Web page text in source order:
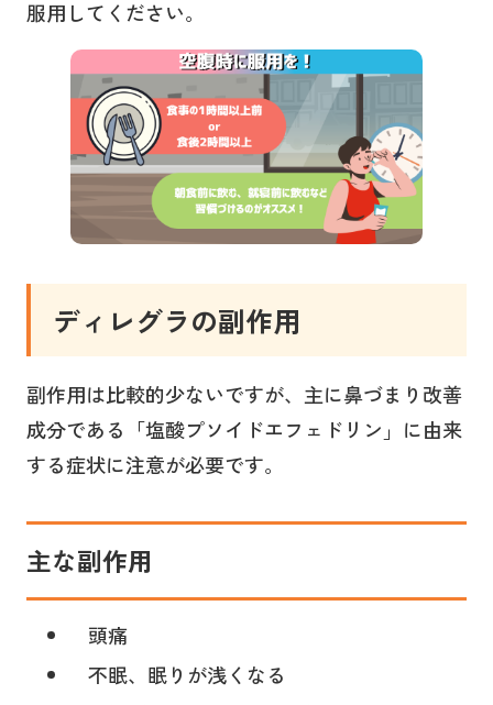
服用してください。
ディレグラの副作用
副作用は比較的少ないですが、主に鼻づまり改善
成分である「塩酸プソイドエフェドリン」に由来
する症状に注意が必要です。
主な副作用
頭痛
不眠、眠りが浅くなる